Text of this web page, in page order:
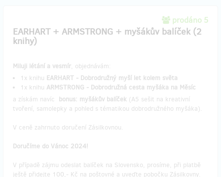
prodáno 5
EARHART + ARMSTRONG + myšákův balíček (2
knihy)
Miluji létání a vesmír, objednávám:
1x knihu EARHART - Dobrodružný myší let kolem světa
1x knihu ARMSTRONG - Dobrodružná cesta myšáka na Měsíc
a získám navíc bonus: myšákův balíček (A5 sešit na kreativní
tvoření, samolepky a pohled s tématikou dobrodružného myšáka).
V ceně zahrnuto doručení Zásilkovnou.
Doručíme do Vánoc 2024!
V případě zájmu odeslat balíček na Slovensko, prosíme, při platbě
ještě přidejte 100,- Kč na poštovné a uveďte pobočku Zásilkovny.